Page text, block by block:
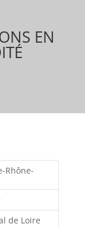
EN
Rhône-
de Loire